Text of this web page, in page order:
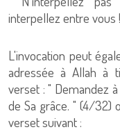
interpellez entre vous
L'invocation peut
adressée à Allah à
verset : " Demandez
de Sa grâce. " (4/32)
verset suivant :